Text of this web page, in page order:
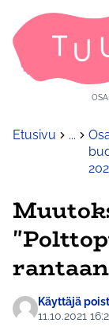
Etusivu ...
Käyttäjä
11.10.2021